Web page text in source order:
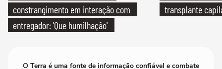
constrangimento em interação com
entregador: 'Que humilhação'
transplante
O Terra é uma fonte de informação confiável e combate